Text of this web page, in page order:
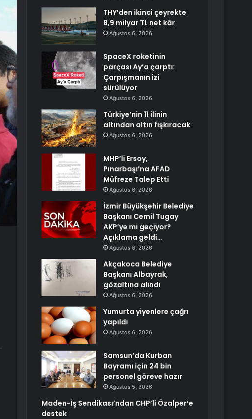
THY’den ikinci çeyrekte
8,9 milyar TL net kâr
Ağustos 6, 2026
SpaceX roketinin
parçası Ay’a çarptı:
Çarpışmanın izi
sürülüyor
Ağustos 6, 2026
Türkiye’nin 11 ilinin
altından altın fışkıracak
Ağustos 6, 2026
MHP’li Ersoy,
Pınarbaşı’na AFAD
Müfreze Talep Etti
Ağustos 6, 2026
İzmir Büyükşehir Belediye
Başkanı Cemil Tugay
AKP’ye mi geçiyor?
Açıklama geldi…
Ağustos 6, 2026
Akçakoca Belediye
Başkanı Albayrak,
gözaltına alındı
Ağustos 6, 2026
Yumurta yiyenlere çağrı
yapıldı
Ağustos 6, 2026
Samsun’da Kurban
Bayramı için 24 bin
personel göreve hazır
Ağustos 5, 2026
Maden-İş Sendikası’ndan CHP’li Özalper’e
destek